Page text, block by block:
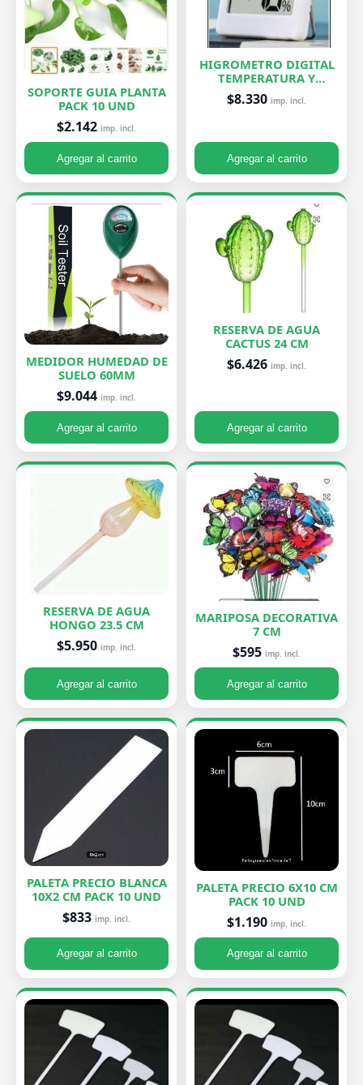
SOPORTE GUIA PLANTA
PACK 10 UND
$2.142 imp. incl.
Agregar al carrito
HIGROMETRO DIGITAL
TEMPERATURA Y
HUMEDAD
$8.330 imp. incl.
Agregar al carrito
MEDIDOR HUMEDAD DE
SUELO 60MM
$9.044 imp. incl.
Agregar al carrito
RESERVA DE AGUA
CACTUS 24 CM
$6.426 imp. incl.
Agregar al carrito
RESERVA DE AGUA
HONGO 23.5 CM
$5.950 imp. incl.
Agregar al carrito
MARIPOSA DECORATIVA
7 CM
$595 imp. incl.
Agregar al carrito
PALETA PRECIO BLANCA
10X2 CM PACK 10 UND
$833 imp. incl.
Agregar al carrito
PALETA PRECIO 6X10 CM
PACK 10 UND
$1.190 imp. incl.
Agregar al carrito